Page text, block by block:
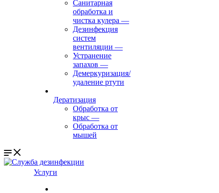
Санитарная
обработка и
чистка кулера —
Дезинфекция
систем
вентиляции —
Устранение
запахов —
Демеркуризация/
удаление ртути
Дератизация
Обработка от
крыс —
Обработка от
мышей
Услуги